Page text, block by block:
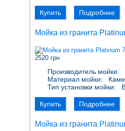
Купить Подробнее
Мойка из гранита
2520 грн
Производитель мойки:
Материал мойки:
Тип установки мойки:
Купить Подробнее
Мойка из гранита